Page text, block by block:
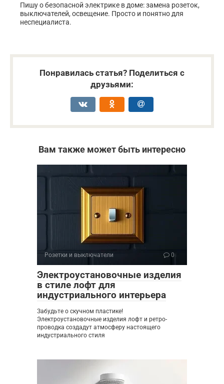
Пишу о безопасной электрике в доме: замена розеток,
выключателей, освещение. Просто и понятно для
неспециалиста.
Понравилась статья? Поделиться с
друзьями:
Вам также может быть интересно
Розетки и выключатели 0
Электроустановочные изделия
в стиле лофт для
индустриального интерьера
Забудьте о скучном пластике!
Электроустановочные изделия лофт и ретро-
проводка создадут атмосферу настоящего
индустриального стиля